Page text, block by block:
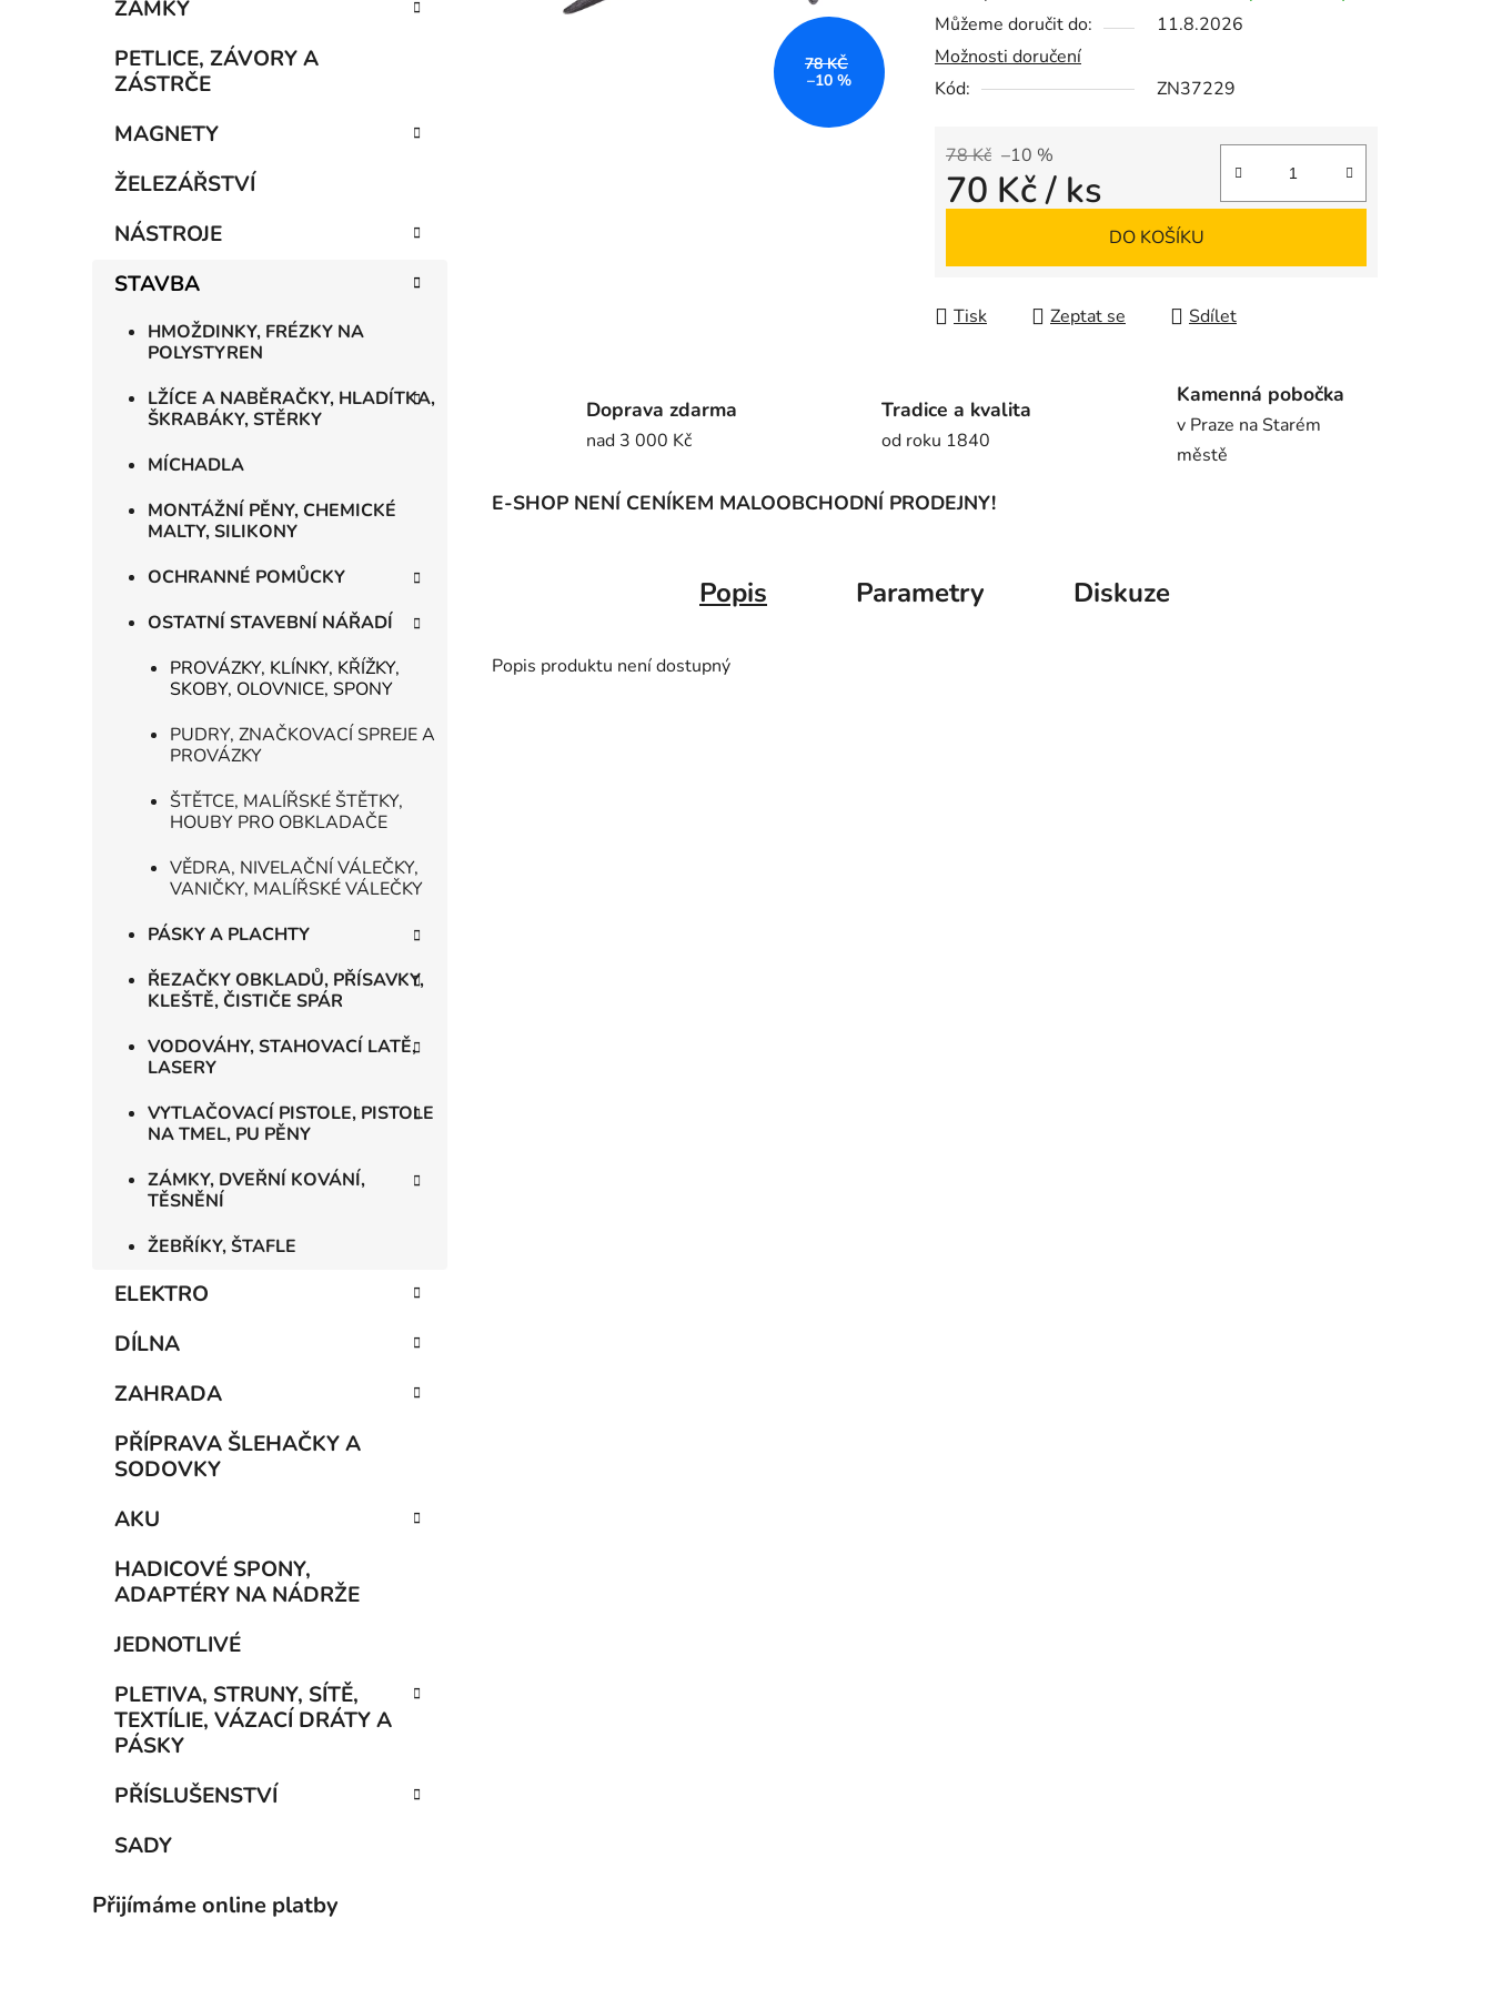
ZÁMKY
PETLICE, ZÁVORY A
ZÁSTRČE
MAGNETY
ŽELEZÁŘSTVÍ
NÁSTROJE
STAVBA
HMOŽDINKY, FRÉZKY NA
POLYSTYREN
LŽÍCE A NABĚRAČKY, HLADÍTKA,
ŠKRABÁKY, STĚRKY
MÍCHADLA
MONTÁŽNÍ PĚNY, CHEMICKÉ
MALTY, SILIKONY
OCHRANNÉ POMŮCKY
OSTATNÍ STAVEBNÍ NÁŘADÍ
PROVÁZKY, KLÍNKY, KŘÍŽKY,
SKOBY, OLOVNICE, SPONY
PUDRY, ZNAČKOVACÍ SPREJE A
PROVÁZKY
ŠTĚTCE, MALÍŘSKÉ ŠTĚTKY,
HOUBY PRO OBKLADAČE
VĚDRA, NIVELAČNÍ VÁLEČKY,
VANIČKY, MALÍŘSKÉ VÁLEČKY
PÁSKY A PLACHTY
ŘEZAČKY OBKLADŮ, PŘÍSAVKY,
KLEŠTĚ, ČISTIČE SPÁR
VODOVÁHY, STAHOVACÍ LATĚ,
LASERY
VYTLAČOVACÍ PISTOLE, PISTOLE
NA TMEL, PU PĚNY
ZÁMKY, DVEŘNÍ KOVÁNÍ,
TĚSNĚNÍ
ŽEBŘÍKY, ŠTAFLE
ELEKTRO
DÍLNA
ZAHRADA
PŘÍPRAVA ŠLEHAČKY A
SODOVKY
AKU
HADICOVÉ SPONY,
ADAPTÉRY NA NÁDRŽE
JEDNOTLIVÉ
PLETIVA, STRUNY, SÍTĚ,
TEXTÍLIE, VÁZACÍ DRÁTY A
PÁSKY
PŘÍSLUŠENSTVÍ
SADY
Přijímáme online platby
0,0
z
5
Můžeme doručit do:
11.8.2026
Možnosti doručení
Kód:
ZN37229
78 Kč –10 %
70 Kč/ ks
DO KOŠÍKU
Tisk Zeptat se Sdílet
78 KČ
–10 %
Doprava zdarma
nad 3 000 Kč
Tradice a kvalita
od roku 1840
Kamenná pobočka
v Praze na Starém
městě
E-SHOP NENÍ CENÍKEM MALOOBCHODNÍ PRODEJNY!
Popis Parametry Diskuze
Popis produktu není dostupný